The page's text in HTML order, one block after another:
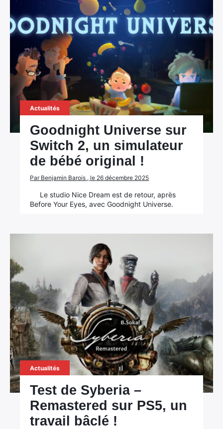
Actualités
Goodnight Universe sur
Switch 2, un simulateur
de bébé original !
Par Benjamin Barois , le 26 décembre 2025
Le studio Nice Dream est de retour, après
Before Your Eyes, avec Goodnight Universe.
Actualités
Test de Syberia –
Remastered sur PS5, un
travail bâclé !